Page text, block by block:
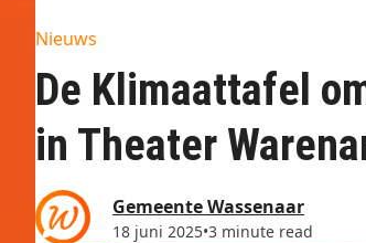
Nieuws
De Klimaattafel
in Theater
Gemeente Wassenaar
18 juni 2025•3 minute read